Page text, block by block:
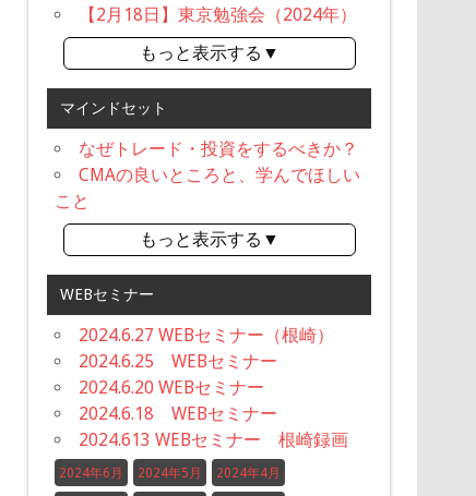
【2月18日】東京勉強会（2024年）
もっと表示する▼
マインドセット
なぜトレード・投資をするべきか？
CMAの良いところと、学んでほしい
こと
もっと表示する▼
WEBセミナー
2024.6.27 WEBセミナー（根崎）
2024.6.25 WEBセミナー
2024.6.20 WEBセミナー
2024.6.18 WEBセミナー
2024.613 WEBセミナー 根崎録画
2024年6月 2024年5月 2024年4月